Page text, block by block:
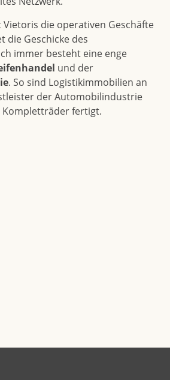
die operativen Geschäfte
die Geschicke des
immer besteht eine enge
und der
. So sind Logistikimmobilien an
der Automobilindustrie
fertigt.